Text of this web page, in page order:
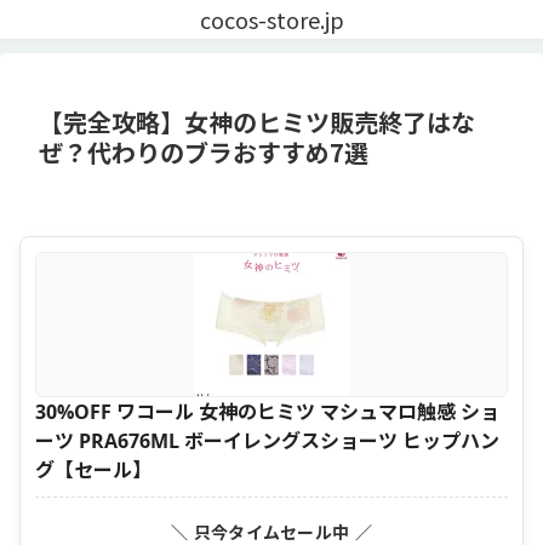
cocos-store.jp
【完全攻略】女神のヒミツ販売終了はな
ぜ？代わりのブラおすすめ7選
30%OFF ワコール 女神のヒミツ マシュマロ触感 ショ
ーツ PRA676ML ボーイレングスショーツ ヒップハン
グ【セール】
＼ 只今タイムセール中 ／